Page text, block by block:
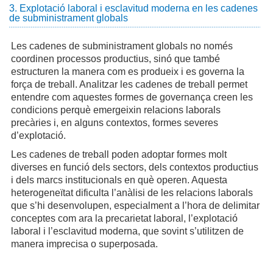
3. Explotació laboral i esclavitud moderna en les cadenes
de subministrament globals
Les cadenes de subministrament globals no només
coordinen processos productius, sinó que també
estructuren la manera com es produeix i es governa la
força de treball. Analitzar les cadenes de treball permet
entendre com aquestes formes de governança creen les
condicions perquè emergeixin relacions laborals
precàries i, en alguns contextos, formes severes
d’explotació.
Les cadenes de treball poden adoptar formes molt
diverses en funció dels sectors, dels contextos productius
i dels marcs institucionals en què operen. Aquesta
heterogeneïtat dificulta l’anàlisi de les relacions laborals
que s’hi desenvolupen, especialment a l’hora de delimitar
conceptes com ara la precarietat laboral, l’explotació
laboral i l’esclavitud moderna, que sovint s’utilitzen de
manera imprecisa o superposada.